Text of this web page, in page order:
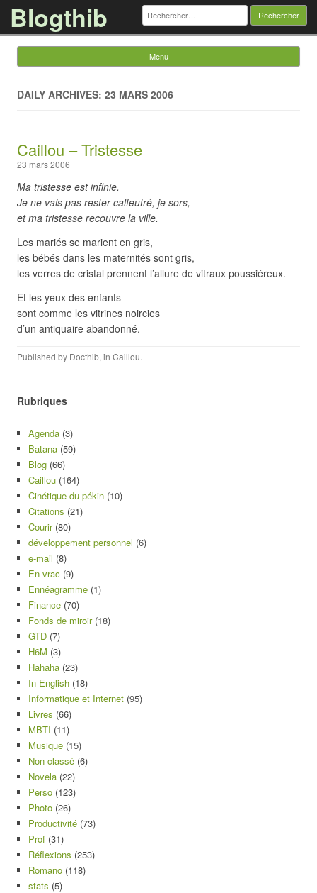
Blogthib Rechercher :
Menu
DAILY ARCHIVES: 23 MARS 2006
Caillou – Tristesse
23 mars 2006
Ma tristesse est infinie.
Je ne vais pas rester calfeutré, je sors,
et ma tristesse recouvre la ville.
Les mariés se marient en gris,
les bébés dans les maternités sont gris,
les verres de cristal prennent l’allure de vitraux poussiéreux.
Et les yeux des enfants
sont comme les vitrines noircies
d’un antiquaire abandonné.
Published by Docthib, in Caillou.
Rubriques
Agenda (3)
Batana (59)
Blog (66)
Caillou (164)
Cinétique du pékin (10)
Citations (21)
Courir(80)
développement personnel (6)
e-mail (8)
En vrac (9)
Ennéagramme (1)
Finance (70)
Fonds de miroir(18)
GTD (7)
H6M (3)
Hahaha (23)
In English (18)
Informatique et Internet (95)
Livres (66)
MBTI (11)
Musique (15)
Non classé (6)
Novela (22)
Perso (123)
Photo (26)
Productivité (73)
Prof (31)
Réflexions (253)
Romano (118)
stats (5)